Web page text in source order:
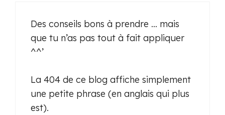
Des conseils bons à prendre … mais
que tu n’as pas tout à fait appliquer
^^’
La 404 de ce blog affiche simplement
une petite phrase (en anglais qui plus
est).